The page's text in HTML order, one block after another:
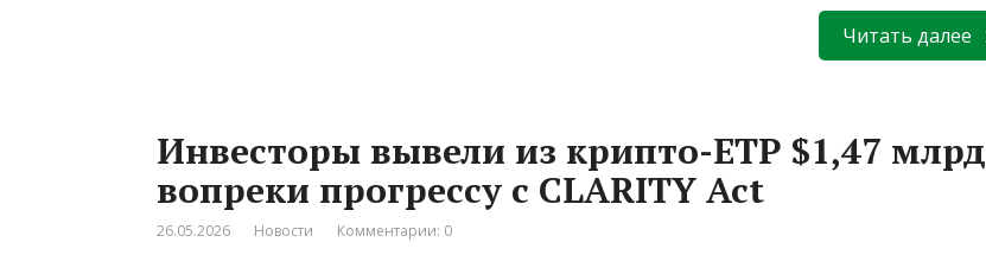
Читать далее
Инвесторы вывели из крипто-ETP $1,47 млрд
вопреки прогрессу с CLARITY Act
26.05.2026 Новости Комментарии: 0